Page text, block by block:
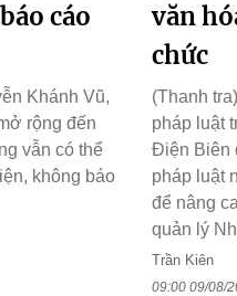
cáo
Khánh Vũ,
rộng đến
vẫn có thể
không báo
văn
chức
(Thanh
pháp luật
Điện Biên
pháp luật
để nâng
quản lý
Trần Kiên
09:00 09/08/